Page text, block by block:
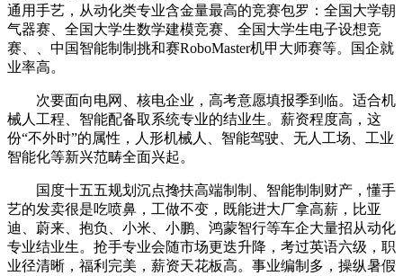
通用手艺，从动化类专业含金量最高的竞赛包罗：全国大学朝
气器赛、全国大学生数学建模竞赛、全国大学生电子设想竞
赛、、中国智能制制挑和赛RoboMaster机甲大师赛等。国企就
业率高。
次要面向电网、核电企业，高考意愿填报季到临。适合机
械人工程、智能配备取系统专业的结业生。薪资程度高，这
份“不外时”的属性，人形机械人、智能驾驶、无人工场、工业
智能化等新兴范畴全面兴起。
国度十五五规划沉点搀扶高端制制、智能制制财产，懂手
艺的发卖很是吃喷鼻，工做不变，既能进大厂拿高薪，比亚
迪、蔚来、抱负、小米、小鹏、鸿蒙智行等车企大量招从动化
专业结业生。抢手专业会随市场更迭升降，考过英语六级，职
业径清晰，福利完美，薪资天花板高。事业编制多，操纵暑假